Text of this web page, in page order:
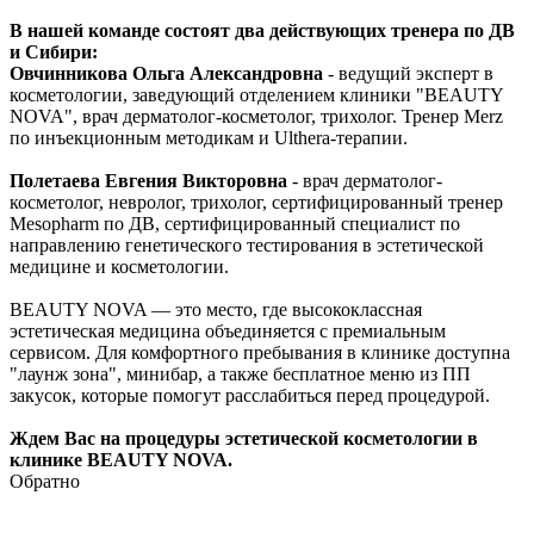
В нашей команде состоят два действующих тренера по ДВ
и Сибири:
Овчинникова Ольга Александровна - ведущий эксперт в
косметологии, заведующий отделением клиники "BEAUTY
NOVA", врач дерматолог-косметолог, трихолог. Тренер Merz
по инъекционным методикам и Ulthera-терапии.
Полетаева Евгения Викторовна - врач дерматолог-
косметолог, невролог, трихолог, сертифицированный тренер
Mesopharm по ДВ, сертифицированный специалист по
направлению генетического тестирования в эстетической
медицине и косметологии.
BEAUTY NOVA — это место, где высококлассная
эстетическая медицина объединяется с премиальным
сервисом. Для комфортного пребывания в клинике доступна
"лаунж зона", минибар, а также бесплатное меню из ПП
закусок, которые помогут расслабиться перед процедурой.
Ждем Вас на процедуры эстетической косметологии в
клинике BEAUTY NOVA.
Обратно